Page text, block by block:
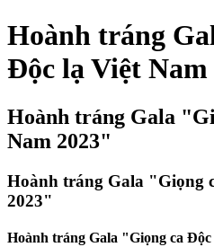
Hoành tráng
Độc lạ Việt Nam
Hoành tráng Gala
Nam 2023"
Hoành tráng Gala "Giọng
2023"
Hoành tráng Gala "Giọng ca